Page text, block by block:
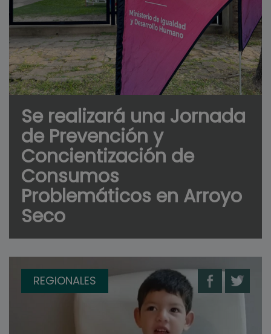
Se realizará una Jornada
de Prevención y
Concientización de
Consumos
Problemáticos en Arroyo
Seco
REGIONALES